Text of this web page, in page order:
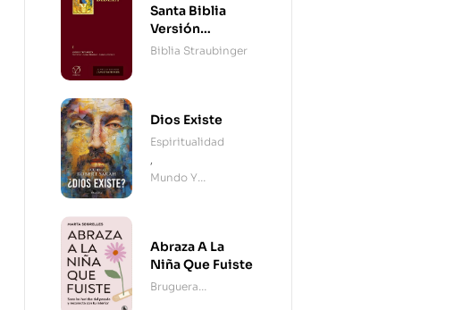
Santa Biblia
Versión
Straubinger - 2
Biblia Straubinger
Dios Existe
Espiritualidad
,
Mundo Y
Abraza A La
Niña Que Fuiste
Bruguera